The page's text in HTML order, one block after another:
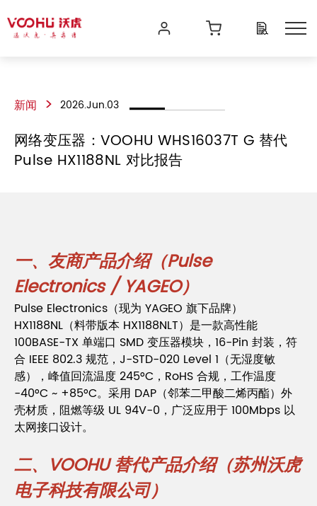
新闻 > 2026.Jun.03
网络变压器：VOOHU WHS16037T G 替代
Pulse HX1188NL 对比报告
一、友商产品介绍（Pulse
Electronics / YAGEO）
Pulse Electronics（现为 YAGEO 旗下品牌）
HX1188NL（料带版本 HX1188NLT）是一款高性能
100BASE-TX 单端口 SMD 变压器模块，16-Pin 封装，符
合 IEEE 802.3 规范，J-STD-020 Level 1（无湿度敏
感），峰值回流温度 245°C，RoHS 合规，工作温度
-40°C ~ +85°C。采用 DAP（邻苯二甲酸二烯丙酯）外
壳材质，阻燃等级 UL 94V-0，广泛应用于 100Mbps 以
太网接口设计。
二、VOOHU 替代产品介绍（苏州沃虎
电子科技有限公司）